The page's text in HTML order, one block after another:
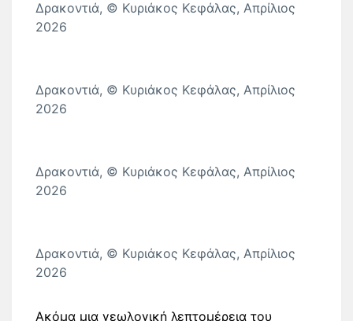
Δρακοντιά, © Κυριάκος Κεφάλας, Απρίλιος
2026
Δρακοντιά, © Κυριάκος Κεφάλας, Απρίλιος
2026
Δρακοντιά, © Κυριάκος Κεφάλας, Απρίλιος
2026
Δρακοντιά, © Κυριάκος Κεφάλας, Απρίλιος
2026
Ακόμα μια γεωλογική λεπτομέρεια του